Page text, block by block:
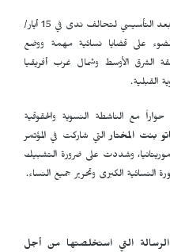
نظمت أعمال المؤتمر الأول ما بعد التأسيسي لتحالف ندى في 15 أيار/
على قضايا نسائية مهمة ووضع
الشرق الأوسط وشمال غرب أفريقيا
القبلية.
مع الناشطة النسوية والحقوقية
بنت المختارالتي شاركت في المؤتمر
وشددت على ضرورة التشبيك
النسائية الكبرى وتحرير جميع النساء.
التي استخلصتها من أجل